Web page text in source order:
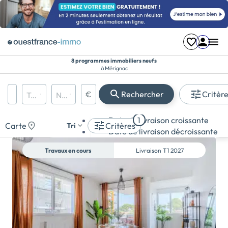
8 programmes immobiliers neufs
à Mérignac
Région, département, ville, CP
Maison
Types de biens Nombre de pièces Prix maximum
€ Rechercher
Carte Critères
1
Tri
Date de livraison croissante
Date de livraison décroissante
Travaux en cours Livraison T1 2027